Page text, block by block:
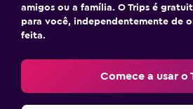
amigos ou a família. O Trips é
para você, independentemente de
feita.
Comece a usar o